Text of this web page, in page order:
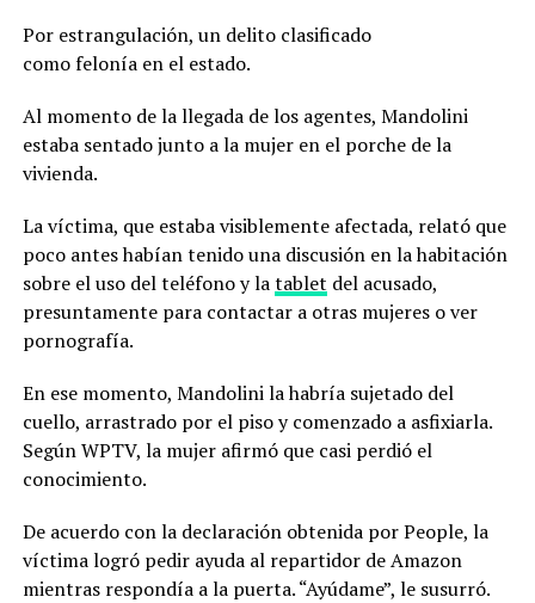
Por estrangulación, un delito clasificado
como felonía en el estado.
Al momento de la llegada de los agentes, Mandolini
estaba sentado junto a la mujer en el porche de la
vivienda.
La víctima, que estaba visiblemente afectada, relató que
poco antes habían tenido una discusión en la habitación
sobre el uso del teléfono y latablet del acusado,
presuntamente para contactar a otras mujeres o ver
pornografía.
En ese momento, Mandolini la habría sujetado del
cuello, arrastrado por el piso y comenzado a asfixiarla.
Según WPTV, la mujer afirmó que casi perdió el
conocimiento.
De acuerdo con la declaración obtenida por People, la
víctima logró pedir ayuda al repartidor de Amazon
mientras respondía a la puerta. “Ayúdame”, le susurró.